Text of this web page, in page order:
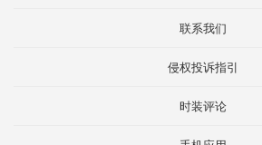
联系我们
侵权投诉指引
时装评论